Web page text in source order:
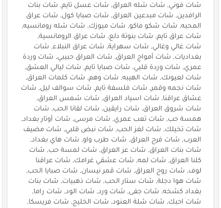
شات فوني, شات شله العراق, شات عسل تايم, شات بنات
الرافدين, شات مبدعين العراق, شات صبايا كول, شات عراق
المحبه, شات شكو ماكو, شات ميوزك, شات شله رومانسيه,
شات عراق تايم, شات بنوتة دلع, شات عراق الرومانسية,
شات غالي وغالي, شات سهراية, شات عراق النبلاء, شات
بغداديات, شات أمواج العراق, شات العراق حبيبي, شات وردة
عمري, شات وردة قلبي, شات صبايا تايم, شات ليالي العشق,
شات لعيونك, شات الهيبه, شات وهم, شات كلمات العراق,
شات نجمه وقمر, شات فلسفة تايم, شات سوالف ليل, شات
عشاق عراقنا, شات اسياد العراق, شات شمس العراق,
شات شروق العراق, شات رايقين, شات لقانا الحب, شات
همسة حب, شات تعب عمري, شات مرسى, شات أوتار بغداد,
شات تخيلك, شات لغز الحب, شات نبض قلبي, شات مضيف
العرب, شات فرح العراق, شات طرب واو, شات هاي بغداد,
شات بنات العراق, شات عز العراق, شات لمسة حب, شات
كلنا العراق, شات لمه, شات عشقي غرامك, شات عراقنا
لوف, شات روح العراق, شات قمر نيسان, شات صبايا الحب,
شات هوا دجلة, شات ستار الحب, شات ذهبيات, شات بنات
بغداد كشخه, شات جفى, شات ورد, شات الود, شات راما,
شات احبك, شات شلة العنود, شات الخليج, شات فريسكا,